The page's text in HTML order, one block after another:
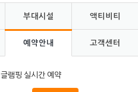
부대시설 액티비티
예약안내 고객센터
글램핑 실시간 예약